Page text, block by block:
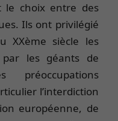
le choix entre des
Ils ont privilégié
XXème siècle les
les géants de
préoccupations
l’interdiction
européenne, de